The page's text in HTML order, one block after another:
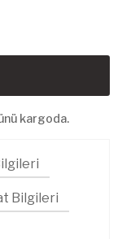
kargoda.
Bilgileri